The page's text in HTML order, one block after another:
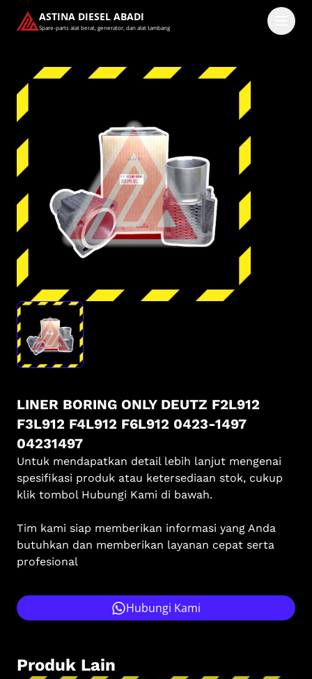
ASTINA DIESEL ABADI
Spare-parts alat berat, generator, dan alat tambang
Lanjutkan dengan Google
Dengan melanjutkan, kamu telah membaca dan setuju
denganKetentuan LayanandanKebijakan Privasi kami.
LINER BORING ONLY DEUTZ F2L912
F3L912 F4L912 F6L912 0423-1497
04231497
Untuk mendapatkan detail lebih lanjut mengenai
spesifikasi produk atau ketersediaan stok, cukup
klik tombol Hubungi Kami di bawah.
Tim kami siap memberikan informasi yang Anda
butuhkan dan memberikan layanan cepat serta
profesional
Hubungi Kami
Produk Lain